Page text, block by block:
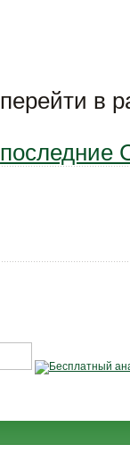
перейти в
последние